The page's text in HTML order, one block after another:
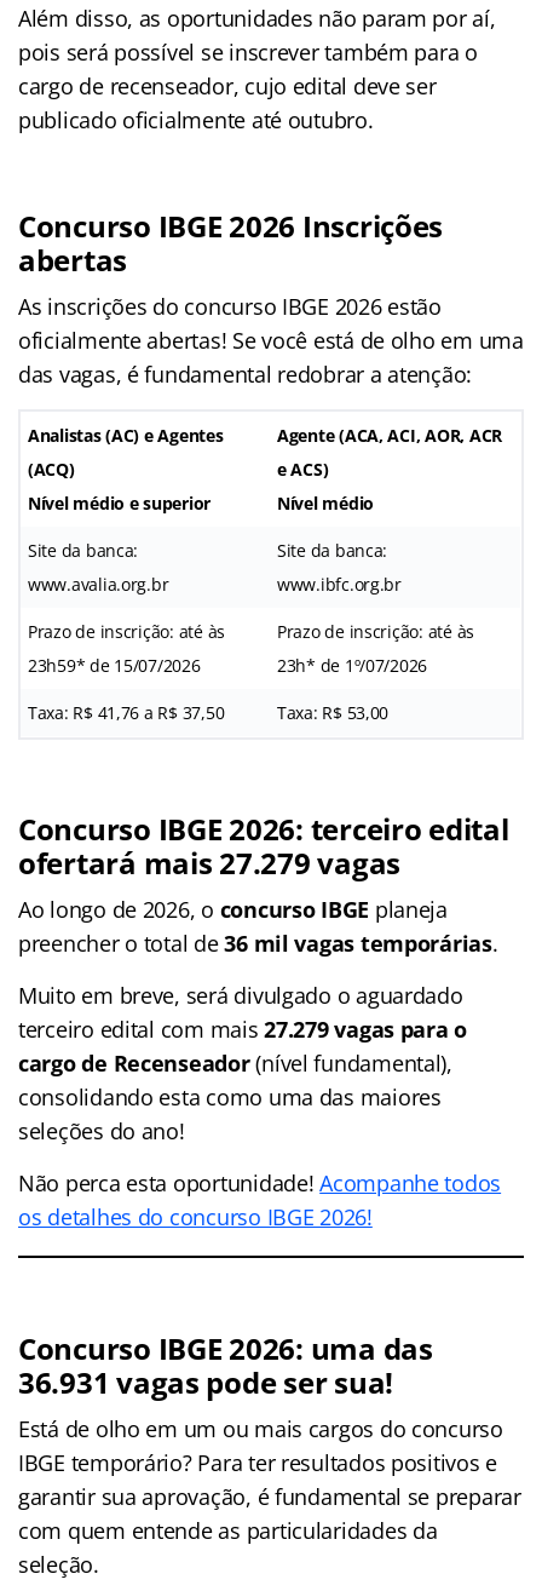
Além disso, as oportunidades não param por aí,
pois será possível se inscrever também para o
cargo de recenseador, cujo edital deve ser
publicado oficialmente até outubro.
Concurso IBGE 2026 Inscrições
abertas
As inscrições do concurso IBGE 2026 estão
oficialmente abertas! Se você está de olho em uma
das vagas, é fundamental redobrar a atenção:
Analistas (AC) e Agentes
(ACQ)
Nível médio e superior
Agente (ACA, ACI, AOR, ACR
e ACS)
Nível médio
Site da banca:
www.avalia.org.br
Site da banca:
www.ibfc.org.br
Prazo de inscrição: até às
23h59* de 15/07/2026
Prazo de inscrição: até às
23h* de 1º/07/2026
Taxa: R$ 41,76 a R$ 37,50 Taxa: R$ 53,00
Concurso IBGE 2026: terceiro edital
ofertará mais 27.279 vagas
Ao longo de 2026, o concurso IBGE planeja
preencher o total de36 mil vagas temporárias.
Muito em breve, será divulgado o aguardado
terceiro edital com mais27.279 vagas para o
cargo de Recenseador(nível fundamental),
consolidando esta como uma das maiores
seleções do ano!
Não perca esta oportunidade!Acompanhe todos
os detalhes do concurso IBGE 2026!
Concurso IBGE 2026: uma das
36.931 vagas pode ser sua!
Está de olho em um ou mais cargos do concurso
IBGE temporário? Para ter resultados positivos e
garantir sua aprovação, é fundamental se preparar
com quem entende as particularidades da
seleção.